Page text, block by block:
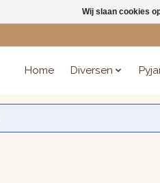
Home Diversen
Wij slaan cookies